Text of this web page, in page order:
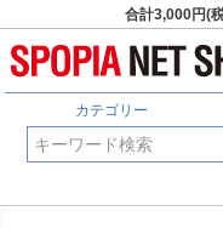
合計3,000円(
カテゴリー